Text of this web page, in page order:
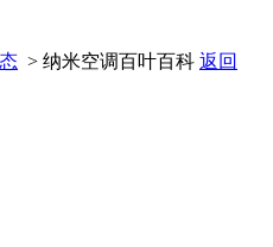
> 纳米空调百叶百科 返回